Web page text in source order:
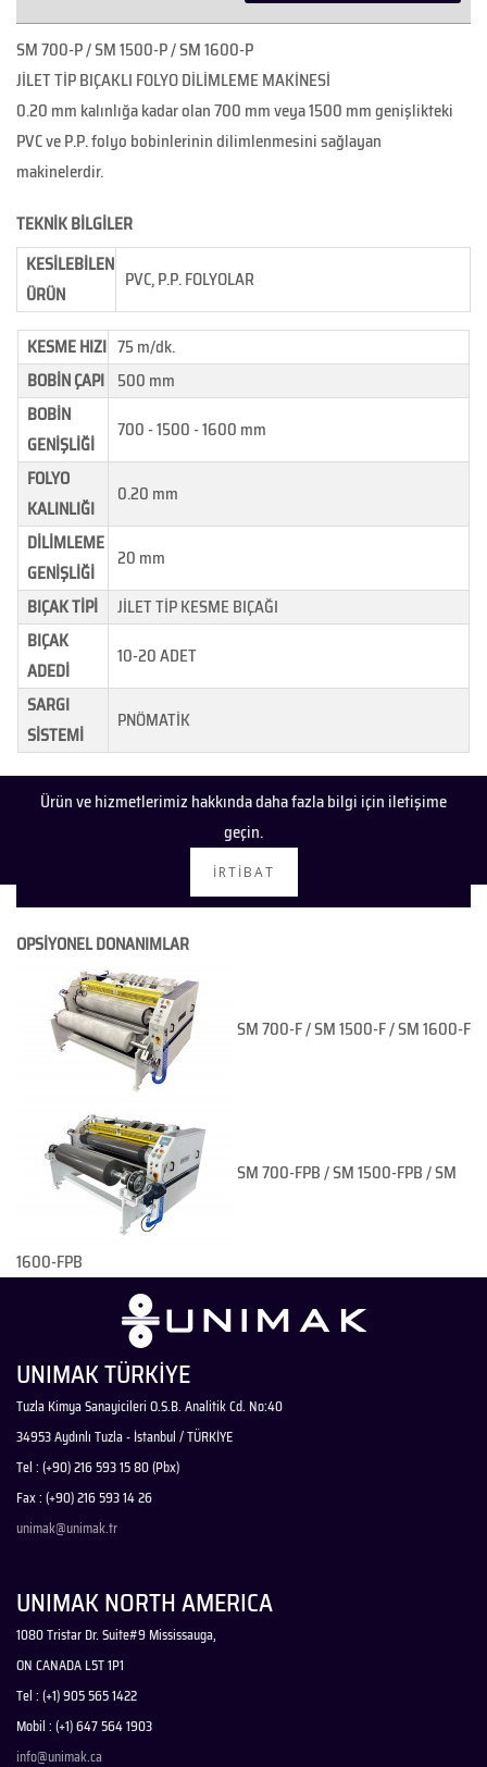
SM 700-P / SM 1500-P / SM 1600-P
JİLET TİP BIÇAKLI FOLYO DİLİMLEME MAKİNESİ
0.20 mm kalınlığa kadar olan 700 mm veya 1500 mm genişlikteki
PVC ve P.P. folyo bobinlerinin dilimlenmesini sağlayan
makinelerdir.
TEKNİK BİLGİLER
KESİLEBİLEN
ÜRÜN
PVC, P.P. FOLYOLAR
KESME HIZI 75 m/dk.
BOBİN ÇAPI 500 mm
BOBİN
GENİŞLİĞİ
700 - 1500 - 1600 mm
FOLYO
KALINLIĞI
0.20 mm
DİLİMLEME
GENİŞLİĞİ
20 mm
BIÇAK TİPİ
JİLET TİP KESME BIÇAĞI
BIÇAK
ADEDİ
10-20 ADET
SARGI
SİSTEMİ
PNÖMATİK
Ürün ve hizmetlerimiz hakkında daha fazla bilgi için iletişime
geçin.
İRTIBAT
OPSİYONEL DONANIMLAR
SM 700-F / SM 1500-F / SM 1600-F
SM 700-FPB / SM 1500-FPB / SM
1600-FPB
UNIMAK TÜRKİYE
Tuzla Kimya Sanayicileri O.S.B. Analitik Cd. No:40
34953 Aydınlı Tuzla - İstanbul / TÜRKİYE
Tel : (+90) 216 593 15 80 (Pbx)
Fax : (+90) 216 593 14 26
unimak@unimak.tr
UNIMAK NORTH AMERICA
1080 Tristar Dr. Suite#9 Mississauga,
ON CANADA L5T 1P1
Tel : (+1) 905 565 1422
Mobil : (+1) 647 564 1903
info@unimak.ca